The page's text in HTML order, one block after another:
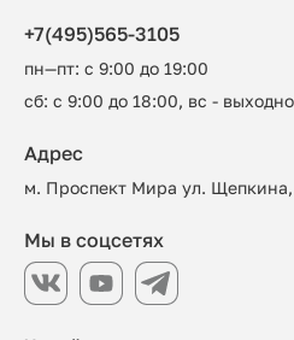
+7(495)565-3105
пн—пт: с 9:00 до 19:00
сб: с 9:00 до 18:00, вс -
Адрес
м. Проспект Мира ул.
Мы в соцсетях